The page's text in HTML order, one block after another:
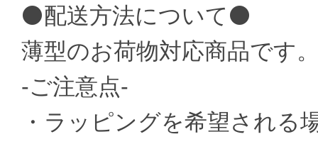
⚫配送方法について⚫
薄型のお荷物対応商品です
-ご注意点-
・ラッピングを希望される